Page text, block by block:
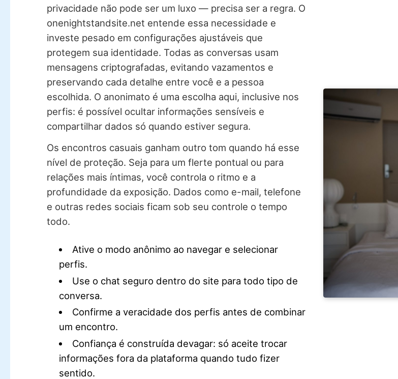
privacidade não pode ser um luxo — precisa ser a regra. O
onenightstandsite.net entende essa necessidade e
investe pesado em configurações ajustáveis que
protegem sua identidade. Todas as conversas usam
mensagens criptografadas, evitando vazamentos e
preservando cada detalhe entre você e a pessoa
escolhida. O anonimato é uma escolha aqui, inclusive nos
perfis: é possível ocultar informações sensíveis e
compartilhar dados só quando estiver segura.
Os encontros casuais ganham outro tom quando há esse
nível de proteção. Seja para um flerte pontual ou para
relações mais íntimas, você controla o ritmo e a
profundidade da exposição. Dados como e-mail, telefone
e outras redes sociais ficam sob seu controle o tempo
todo.
Ative o modo anônimo ao navegar e selecionar
perfis.
Use o chat seguro dentro do site para todo tipo de
conversa.
Confirme a veracidade dos perfis antes de combinar
um encontro.
Confiança é construída devagar: só aceite trocar
informações fora da plataforma quando tudo fizer
sentido.